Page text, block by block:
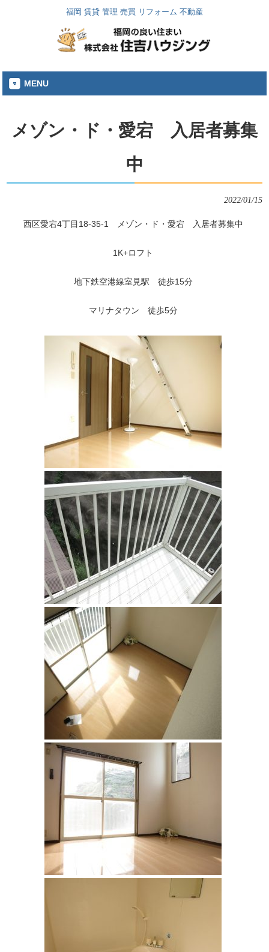
福岡 賃貸 管理 売買 リフォーム 不動産
MENU
メゾン・ド・愛宕 入居者募集
中
2022/01/15
西区愛宕4丁目18-35-1 メゾン・ド・愛宕 入居者募集中
1K+ロフト
地下鉄空港線室見駅 徒歩15分
マリナタウン 徒歩5分